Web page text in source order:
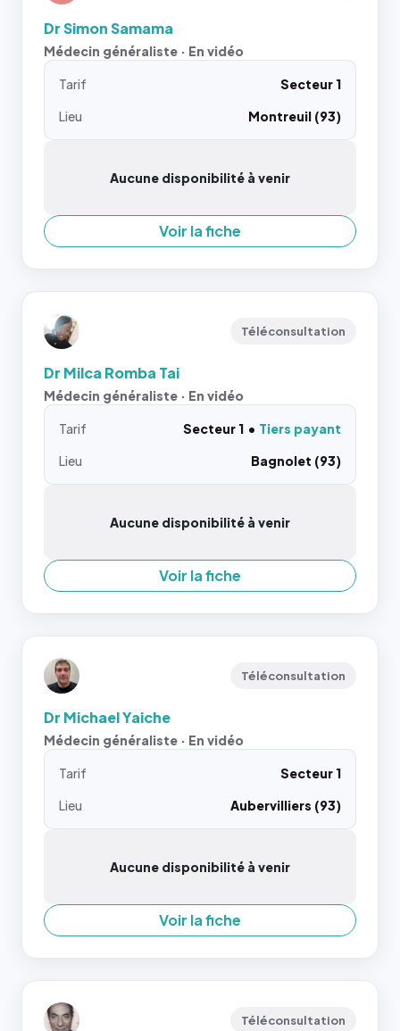
Dr Simon Samama
Médecin généraliste · En vidéo
Tarif
Secteur 1
Lieu
Montreuil (93)
Aucune disponibilité à venir
Voir la fiche
Téléconsultation
Dr Milca Romba Tai
Médecin généraliste · En vidéo
Tarif Secteur 1
Tiers payant
Lieu
Bagnolet (93)
Aucune disponibilité à venir
Voir la fiche
Téléconsultation
Dr Michael Yaiche
Médecin généraliste · En vidéo
Tarif
Secteur 1
Lieu
Aubervilliers (93)
Aucune disponibilité à venir
Voir la fiche
Téléconsultation